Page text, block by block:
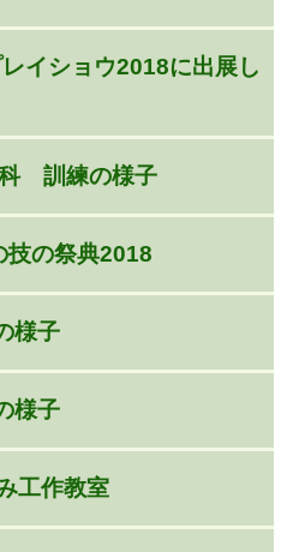
イショウ2018に出展し
訓練の様子
技の祭典2018
様子
様子
工作教室